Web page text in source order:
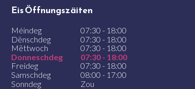
Eis Öffnungszäiten
Méindeg
07:30 - 18:00
Dënschdeg
07:30 - 18:00
Mëttwoch
07:30 - 18:00
Donneschdeg
07:30 - 18:00
Freideg
07:30 - 18:00
Samschdeg
08:00 - 17:00
Sonndeg
Zou